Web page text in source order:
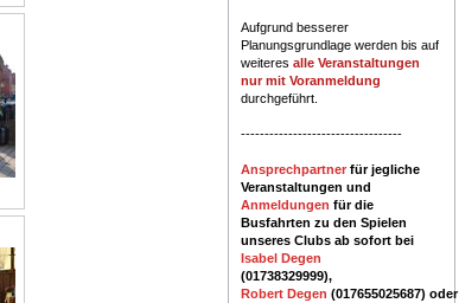
Aufgrund besserer
Planungsgrundlage werden bis auf
weiteres alle Veranstaltungen
nur mit Voranmeldung
durchgeführt.
----------------------------------
Ansprechpartner für jegliche
Veranstaltungen und
Anmeldungen für die
Busfahrten zu den Spielen
unseres Clubs ab sofort bei
Isabel Degen
(01738329999),
Robert Degen (017655025687) oder